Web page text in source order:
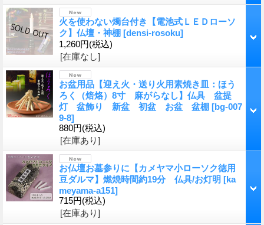
火を使わない燭台付き【電池式ＬＥＤローソ
ク】仏壇・神棚 [densi-rosoku]
1,260円(税込)
[在庫なし]
お盆用品【迎え火・送り火用素焼き皿：ほう
ろく（焙烙）8寸 麻がらなし】仏具 盆提
灯 盆飾り 新盆 初盆 お盆 盆棚 [bg-007
9-8]
880円(税込)
[在庫あり]
お仏壇お墓参りに【カメヤマ小ローソク徳用
豆ダルマ】燃焼時間約19分 仏具/お灯明 [ka
meyama-a151]
715円(税込)
[在庫あり]